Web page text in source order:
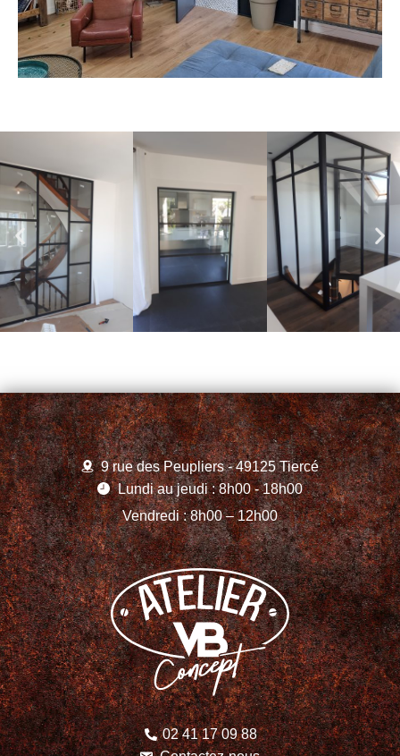
9 rue des Peupliers - 49125 Tiercé
Lundi au jeudi : 8h00 - 18h00
Vendredi : 8h00 – 12h00
02 41 17 09 88